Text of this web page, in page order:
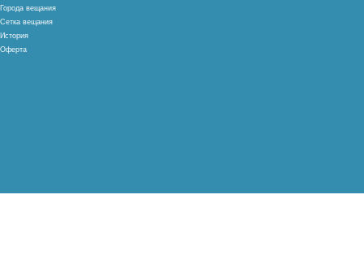
Города вещания
Сетка вещания
История
Оферта